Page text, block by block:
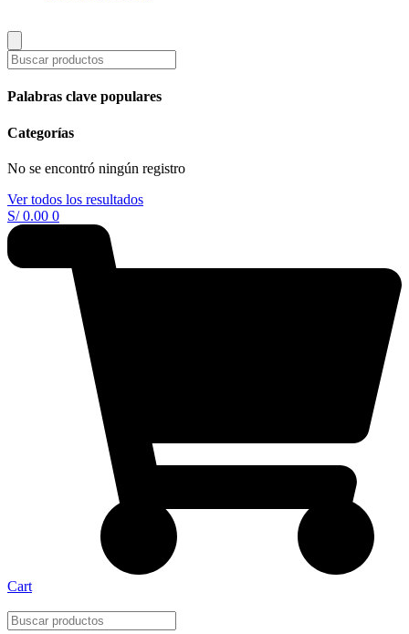
Palabras clave populares
Categorías
No se encontró ningún registro
Ver todos los resultados
S/0.00 0
Cart